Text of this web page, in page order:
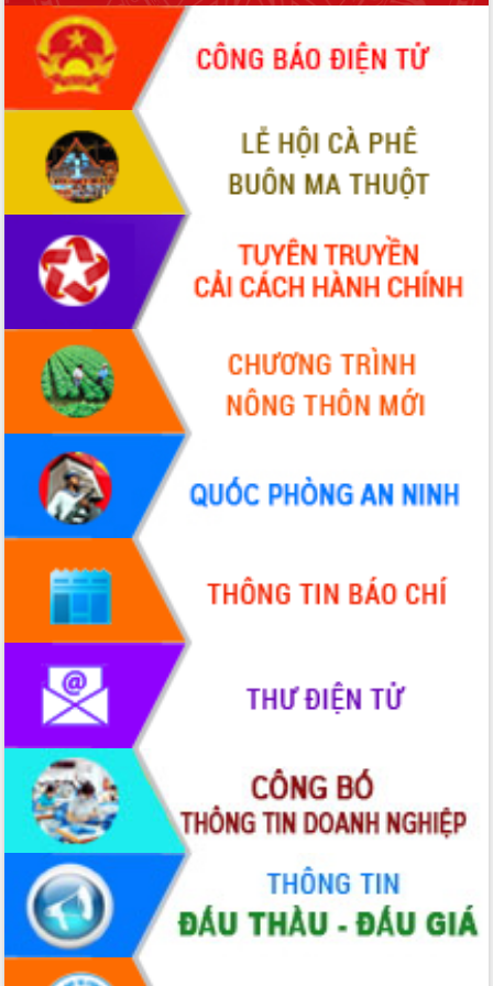
món ăn từ sầu riêng
Đắk Lắk công bố Quy hoạch và xúc
tiến đầu tư tỉnh
Ngành cá ngừ Đắk Lắk chủ động thích
ứng để giữ vững thị trường xuất khẩu
Diễn đàn Kinh tế tư nhân Việt Nam đột
phá cơ chế - Hợp tác công tư
Đề án 06 tạo bước ngoặt đột phá trong
cải cách hành chính tỉnh Đắk Lắk
Kết nối tour, đẩy mạnh chuyển đổi số
để phát triển du lịch Đắk Lắk
Khởi động Dự án Đầu tư xây dựng hạ
tầng kỹ thuật Cụm công nghiệp Tân
Tiến
Gặp mặt các cơ quan báo chí nhân Kỷ
niệm 101 năm Ngày Báo chí Cách
mạng Việt Nam
Đắk Lắk sơ kết 4 năm triển khai thực
hiện Đề án 06 của Chính phủ
Họp báo thông tin về Hội nghị Công bố
Quy hoạch và Xúc tiến đầu tư tỉnh Đắk
Khơi thông điểm nghẽn, đẩy nhanh
giải ngân vốn khắc phục thiên tai
HĐND tỉnh thông qua điều chỉnh Quy
hoạch tỉnh thời kỳ 2021-2030
Hội thảo góp ý hồ sơ điều chỉnh quy
hoạch tỉnh Đắk Lắk thời kỳ 2021-2030,
tầm nhìn đến năm 2050
Nâng cao hiệu quả hoạt động của các
doanh nghiệp nhà nước
Hội nghị triển khai kết nối mạng
truyền số liệu chuyên dùng phục vụ cơ
quan Đảng, Nhà nước
Lễ phát động chuỗi hoạt động chung
tay làm sạch môi trường
Xã Ea Kar bước chuyển mình trong
công tác cải cách hành chính mô hình
mới
UBND tỉnh họp báo định kỳ tháng 4
năm 2026